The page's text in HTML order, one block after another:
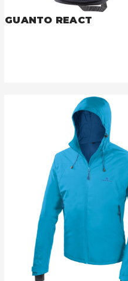
GUANTO REACT